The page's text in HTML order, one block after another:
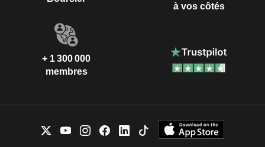
à vos côtés
+ 1 300 000
membres